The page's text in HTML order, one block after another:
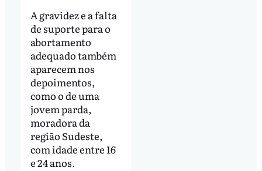
A gravidez e a falta
de suporte para o
abortamento
adequado também
aparecem nos
depoimentos,
como o de uma
jovem parda,
moradora da
região Sudeste,
com idade entre 16
e 24 anos.